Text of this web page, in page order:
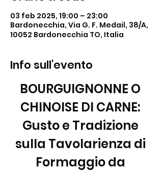
03 feb 2025, 19:00 – 23:00
Bardonecchia, Via G. F. Medail, 38/A,
10052 Bardonecchia TO, Italia
Info sull'evento
BOURGUIGNONNE O
CHINOISE DI CARNE:
Gusto e Tradizione
sulla Tavolarienza di
Formaggio da